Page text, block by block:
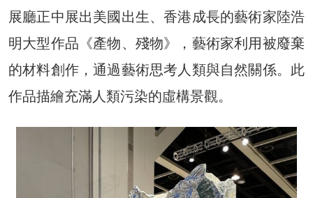
展廳正中展出美國出生、香港成長的藝術家陸浩
明大型作品《產物、殘物》，藝術家利用被廢棄
的材料創作，通過藝術思考人類與自然關係。此
作品描繪充滿人類污染的虛構景觀。